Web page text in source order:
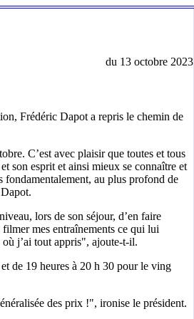
du 13 octobre 2023
Frédéric Dapot a repris le chemin de
C’est avec plaisir que toutes et tous
son esprit et ainsi mieux se connaître et
au plus profond de
lors de son séjour, d’en faire
mes entraînements ce qui lui
j’ai tout appris", ajoute-t-il.
de 19 heures à 20 h 30 pour le ving
des prix !", ironise le président.